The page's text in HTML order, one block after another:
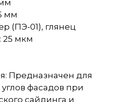
мм
(ПЭ-01), глянец
25 мкм
Предназначен для
фасадов при
сайдинга и